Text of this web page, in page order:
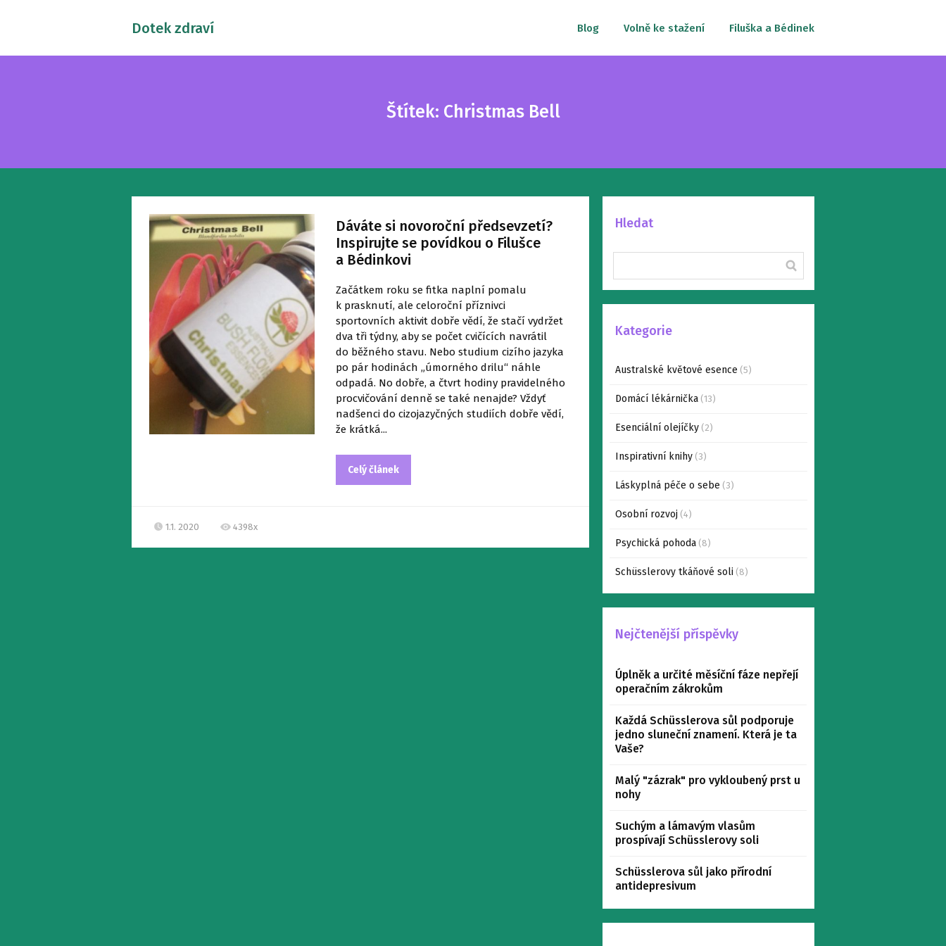
Dotek zdraví Blog Volně ke stažení Filuška a Bédinek
Štítek: Christmas Bell
Dáváte si novoroční předsevzetí?
Inspirujte se povídkou o Filušce
a Bédinkovi
Začátkem roku se fitka naplní pomalu
k prasknutí, ale celoroční příznivci
sportovních aktivit dobře vědí, že stačí vydržet
dva tři týdny, aby se počet cvičících navrátil
do běžného stavu. Nebo studium cizího jazyka
po pár hodinách „úmorného drilu“ náhle
odpadá. No dobře, a čtvrt hodiny pravidelného
procvičování denně se také nenajde? Vždyť
nadšenci do cizojazyčných studiích dobře vědí,
že krátká...
Celý článek
1.1. 2020 4398x
Hledat
Kategorie
Australské květové esence (5)
Domácí lékárnička (13)
Esenciální olejíčky (2)
Inspirativní knihy (3)
Láskyplná péče o sebe (3)
Osobní rozvoj (4)
Psychická pohoda (8)
Schüsslerovy tkáňové soli (8)
Nejčtenější příspěvky
Úplněk a určité měsíční fáze nepřejí
operačním zákrokům
Každá Schüsslerova sůl podporuje
jedno sluneční znamení. Která je ta
Vaše?
Malý "zázrak" pro vykloubený prst u
nohy
Suchým a lámavým vlasům
prospívají Schüsslerovy soli
Schüsslerova sůl jako přírodní
antidepresivum